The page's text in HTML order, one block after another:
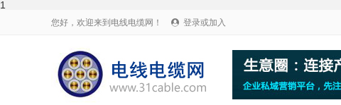
1
您好，欢迎来到电线电缆网！  登录或加入